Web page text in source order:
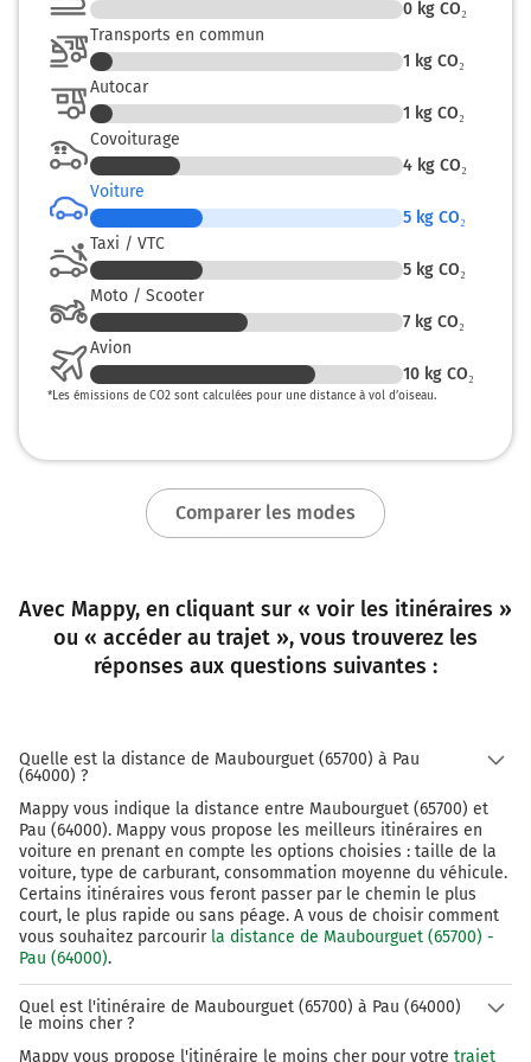
Tourner à gauche sur Rue Ramond de Carbonnières et
continuer sur 30 mètres
42,9 km
Au rond-point, prendre la 1ère sortie sur Avenue du
Général de Gaulle et continuer sur 350 mètres
43,0 km
Au rond-point, prendre la 2ème sortie sur Avenue du
Général de Gaulle et continuer sur 130 mètres
43,3 km
Tourner légèrement à gauche sur Avenue du Général de
43,4 km
Tourner à droite sur Avenue du Général de Gaulle et
continuer sur 190 mètres
43,4 km
Continuer Rue Castetnau sur 600 mètres
Tourner à gauche sur Rue Carnot et continuer sur 170
mètres
44,4 km
continuer sur 70 mètres
44,6 km
0 kg CO₂
Transports en commun
1 kg CO₂
Autocar
1 kg CO₂
Covoiturage
4 kg CO₂
Voiture
5 kg CO₂
Taxi / VTC
5 kg CO₂
Moto / Scooter
7 kg CO₂
Avion
10 kg CO₂
*Les émissions de CO2 sont calculées pour une distance à vol d’oiseau.
Comparer les modes
Avec Mappy, en cliquant sur « voir les itinéraires »
ou « accéder au trajet », vous trouverez les
réponses aux questions suivantes :
Quelle est la distance de Maubourguet (65700) à Pau
(64000) ?
Mappy vous indique la distance entre Maubourguet (65700) et
Pau (64000). Mappy vous propose les meilleurs itinéraires en
voiture en prenant en compte les options choisies : taille de la
voiture, type de carburant, consommation moyenne du véhicule.
Certains itinéraires vous feront passer par le chemin le plus
court, le plus rapide ou sans péage. A vous de choisir comment
vous souhaitez parcourir la distance de Maubourguet (65700) -
Pau (64000).
Quel est l'itinéraire de Maubourguet (65700) à Pau (64000)
le moins cher ?
Mappy vous propose l'itinéraire le moins cher pour votre trajet